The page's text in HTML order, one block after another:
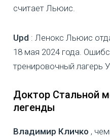
считает Льюис.
Upd : Ленокс Льюис
18 мая 2024 года.
тренировочный лагерь
Доктор Стальной
легенды
Владимир Кличко ,